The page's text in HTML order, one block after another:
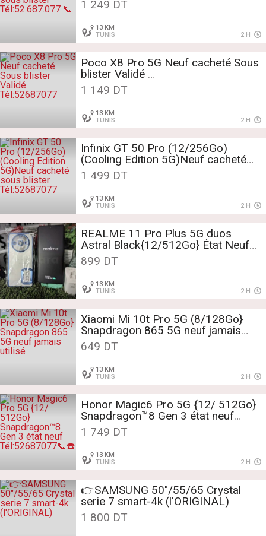
1 249 DT
13 KM
TUNIS
2 H
Poco X8 Pro 5G Neuf cacheté Sous
blister Validé
Tèl:52687077
1 149 DT
13 KM
TUNIS
2 H
Infinix GT 50 Pro (12/256Go)
(Cooling Edition 5G)Neuf cacheté
sous blister
Tél:52687077
1 499 DT
13 KM
TUNIS
2 H
REALME 11 Pro Plus 5G duos
Astral Black{12/512Go} État Neuf
Tél:52687077
899 DT
13 KM
TUNIS
2 H
Xiaomi Mi 10t Pro 5G (8/128Go}
Snapdragon 865 5G neuf jamais
utilisé
649 DT
13 KM
TUNIS
2 H
Honor Magic6 Pro 5G {12/ 512Go}
Snapdragon™8 Gen 3 état neuf
Tél:52687077📞☎️
1 749 DT
13 KM
TUNIS
2 H
👉SAMSUNG 50"/55/65 Crystal
serie 7 smart-4k (l'ORIGINAL)
1 800 DT